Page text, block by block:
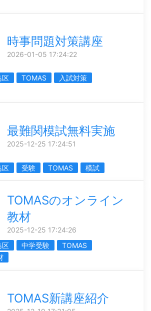
時事問題対策講座
2026-01-05 17:24:22
区 TOMAS
入試対策
最難関模試無料実施
2025-12-25 17:24:51
区 受験 TOMAS 模試
TOMASのオンライン
教材
2025-12-25 17:24:26
区 中学受験
TOMAS
TOMAS新講座紹介